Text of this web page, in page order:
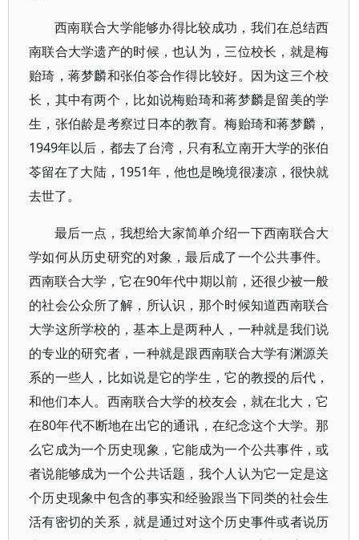
西南联合大学能够办得比较成功，我们在总结西
南联合大学遗产的时候，也认为，三位校长，就是梅
贻琦，蒋梦麟和张伯苓合作得比较好。因为这三个校
长，其中有两个，比如说梅贻琦和蒋梦麟是留美的学
生，张伯龄是考察过日本的教育。梅贻琦和蒋梦麟，
1949年以后，都去了台湾，只有私立南开大学的张伯
苓留在了大陆，1951年，他也是晚境很凄凉，很快就
去世了。
最后一点，我想给大家简单介绍一下西南联合大
学如何从历史研究的对象，最后成了一个公共事件。
西南联合大学，它在90年代中期以前，还很少被一般
的社会公众所了解，所认识，那个时候知道西南联合
大学这所学校的，基本上是两种人，一种就是我们说
的专业的研究者，一种就是跟西南联合大学有渊源关
系的一些人，比如说是它的学生，它的教授的后代，
和他们本人。西南联合大学的校友会，就在北大，它
在80年代不断地在出它的通讯，在纪念这个大学。那
么它成为一个历史现象，它能成为一个公共事件，或
者说能够成为一个公共话题，我个人认为它一定是这
个历史现象中包含的事实和经验跟当下同类的社会生
活有密切的关系，就是通过对这个历史事件或者说历